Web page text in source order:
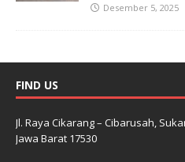
Desember 5, 2025
FIND US
Jl. Raya Cikarang – Cibarusah,
Jawa Barat 17530